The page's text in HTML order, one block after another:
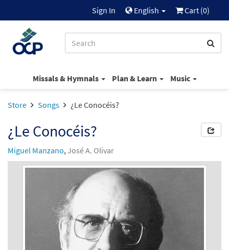
Sign In English Cart (0)
Missals & Hymnals Plan & Learn Music
Store Songs ¿Le Conocéis?
¿Le Conocéis?
Miguel Manzano,José A. Olivar